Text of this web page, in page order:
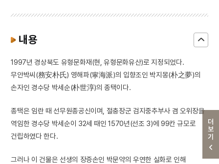
더보기
내용
1997년 경상북도 유형문화재(현, 유형문화유산)로 지정되었다.
무안박씨(務安朴氏) 영해파(寧海派)의 입향조인 박지몽(朴之夢)의
손자인 경수당 박세순(朴世淳)의 종택이다.
종택은 임란 때 선무원종공신이며, 절충장군 검지중추부사 겸 오위장을
역임한 경수당 박세순이 32세 때인 1570년(선조 3)에 99칸 규모로
건립하였다 한다.
그러나 이 건물은 선생의 장증손인 박문약의 우연한 실화로 인해